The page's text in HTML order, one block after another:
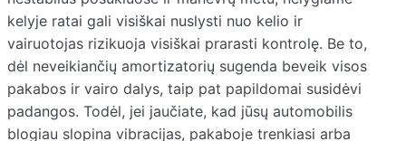
kelyje ratai gali visiškai nuslysti nuo kelio ir
vairuotojas rizikuoja visiškai prarasti kontrolę. Be to,
dėl neveikiančių amortizatorių sugenda beveik visos
pakabos ir vairo dalys, taip pat papildomai susidėvi
padangos. Todėl, jei jaučiate, kad jūsų automobilis
blogiau slopina vibracijas, pakaboje trenkiasi arba